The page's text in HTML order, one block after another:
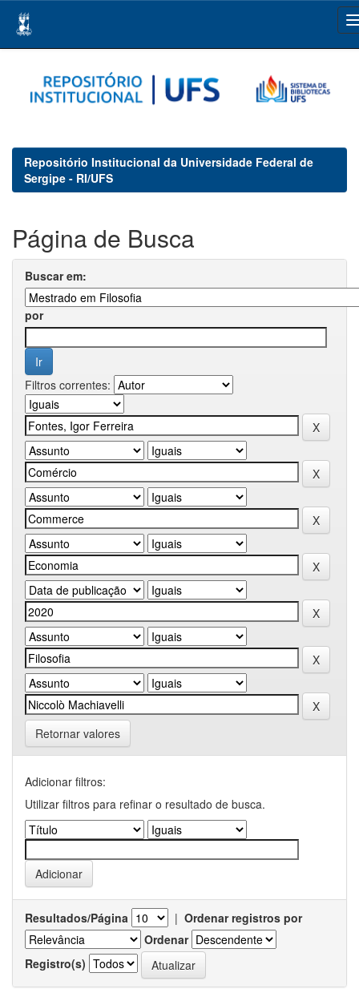
navigation
Repositório Institucional da Universidade Federal de
Sergipe - RI/UFS
Página de Busca
Buscar em:
por
Filtros correntes:
Retornar valores
Adicionar filtros:
Utilizar filtros para refinar o resultado de busca.
Resultados/Página | Ordenar registros por
Ordenar
Registro(s)